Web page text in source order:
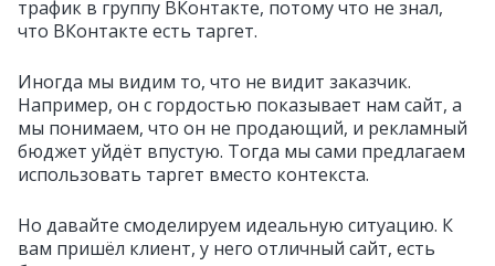
трафик в группу ВКонтакте, потому что не знал,
что ВКонтакте есть таргет.
Иногда мы видим то, что не видит заказчик.
Например, он с гордостью показывает нам сайт, а
мы понимаем, что он не продающий, и рекламный
бюджет уйдёт впустую. Тогда мы сами предлагаем
использовать таргет вместо контекста.
Но давайте смоделируем идеальную ситуацию. К
вам пришёл клиент, у него отличный сайт, есть